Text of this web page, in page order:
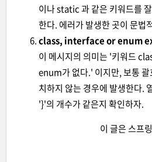
이나 static 과 같은 키워드를
한다. 에러가 발생한 곳이 문법
class, interface or enum
이 메시지의 의미는 '키워드
enum가 없다.' 이지만, 보통
치하지 않는 경우에 발생한다.
'}'의 개수가 같은지 확인하자.
이 글은스프